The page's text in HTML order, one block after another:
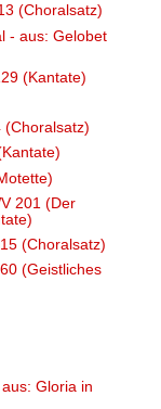
(Choralsatz)
- aus: Gelobet
(Kantate)
(Choralsatz)
201 (Der
(Choralsatz)
(Geistliches
Gloria in